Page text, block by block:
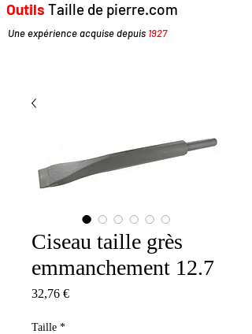
Outils Taille de pierre.com
Une expérience acquise depuis 1927
Ciseau taille grès
emmanchement 12.7
32,76 €Prix
Taille *